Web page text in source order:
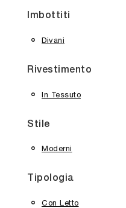
Imbottiti
Divani
Rivestimento
In Tessuto
Stile
Moderni
Tipologia
Con Letto